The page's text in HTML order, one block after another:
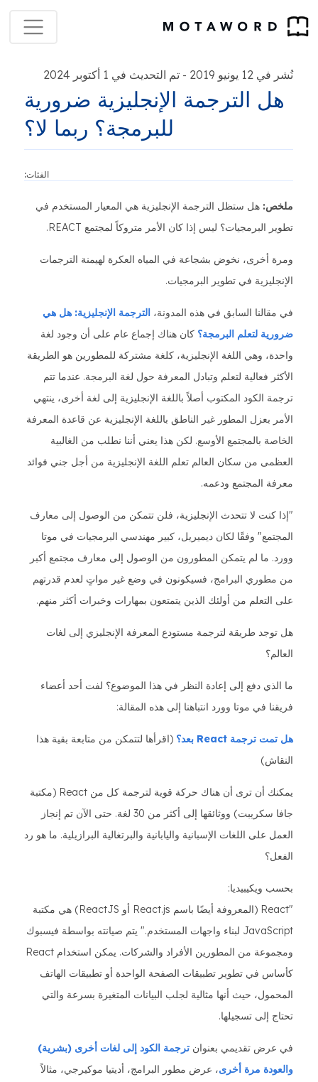
نُشر في 12 يونيو 2019 - تم التحديث في 1 أكتوبر 2024
هل الترجمة الإنجليزية ضرورية
للبرمجة؟ ربما لا؟
الفئات:
ملخص: هل ستظل الترجمة الإنجليزية هي المعيار المستخدم في
تطوير البرمجيات؟ ليس إذا كان الأمر متروكاً لمجتمع REACT.
ومرة أخرى، نخوض بشجاعة في المياه العكرة لهيمنة الترجمات
الإنجليزية في تطوير البرمجيات.
في مقالنا السابق في هذه المدونة، الترجمة الإنجليزية: هل هي
ضرورية لتعلم البرمجة؟ كان هناك إجماع عام على أن وجود لغة
واحدة، وهي اللغة الإنجليزية، كلغة مشتركة للمطورين هو الطريقة
الأكثر فعالية لتعلم وتبادل المعرفة حول لغة البرمجة. عندما تتم
ترجمة الكود المكتوب أصلاً باللغة الإنجليزية إلى لغة أخرى، ينتهي
الأمر بعزل المطور غير الناطق باللغة الإنجليزية عن قاعدة المعرفة
الخاصة بالمجتمع الأوسع. لكن هذا يعني أننا نطلب من الغالبية
العظمى من سكان العالم تعلم اللغة الإنجليزية من أجل جني فوائد
معرفة المجتمع ودعمه.
"إذا كنت لا تتحدث الإنجليزية، فلن تتمكن من الوصول إلى معارف
المجتمع" وفقًا لكان ديميريل، كبير مهندسي البرمجيات في موتا
وورد. ما لم يتمكن المطورون من الوصول إلى معارف مجتمع أكبر
من مطوري البرامج، فسيكونون في وضع غير مواتٍ لعدم قدرتهم
على التعلم من أولئك الذين يتمتعون بمهارات وخبرات أكثر منهم.
هل توجد طريقة لترجمة مستودع المعرفة الإنجليزي إلى لغات
العالم؟
ما الذي دفع إلى إعادة النظر في هذا الموضوع؟ لفت أحد أعضاء
فريقنا في موتا وورد انتباهنا إلى هذه المقالة:
هل تمت ترجمة React بعد؟
(اقرأها لتتمكن من متابعة بقية هذا
النقاش)
يمكنك أن ترى أن هناك حركة قوية لترجمة كل من React (مكتبة
جافا سكريبت) ووثائقها إلى أكثر من 30 لغة. حتى الآن تم إنجاز
العمل على اللغات الإسبانية واليابانية والبرتغالية البرازيلية. ما هو رد
الفعل؟
بحسب ويكيبيديا:
"React (المعروفة أيضًا باسم React.js أو ReactJS) هي مكتبة
JavaScript لبناء واجهات المستخدم." يتم صيانته بواسطة فيسبوك
ومجموعة من المطورين الأفراد والشركات. يمكن استخدام React
كأساس في تطوير تطبيقات الصفحة الواحدة أو تطبيقات الهاتف
المحمول، حيث أنها مثالية لجلب البيانات المتغيرة بسرعة والتي
تحتاج إلى تسجيلها.
في عرض تقديمي بعنوان ترجمة الكود إلى لغات أخرى (بشرية)
والعودة مرة أخرى، عرض مطور البرامج، أديتيا موكيرجي، مثالاً